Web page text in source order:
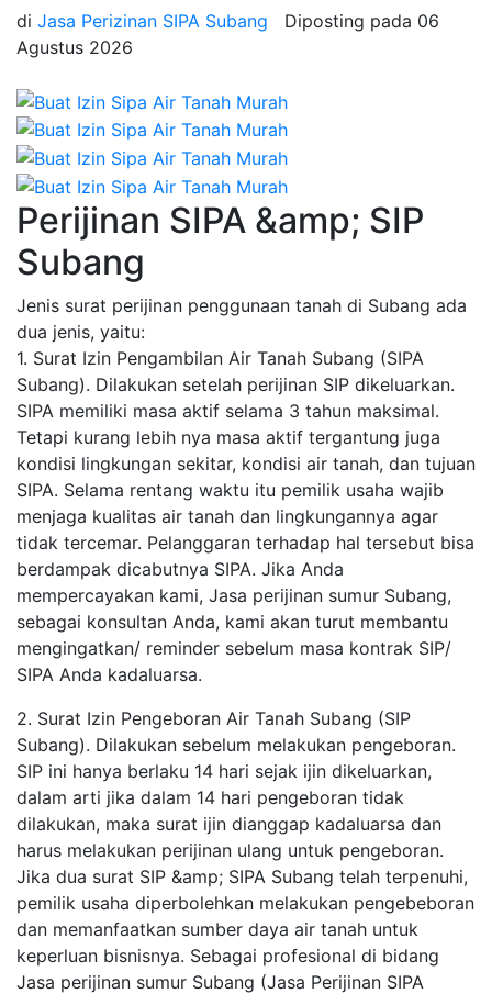
di Jasa Perizinan SIPA Subang Diposting pada 06
Agustus 2026
Perijinan SIPA &amp; SIP
Subang
Jenis surat perijinan penggunaan tanah di Subang ada
dua jenis, yaitu:
1. Surat Izin Pengambilan Air Tanah Subang (SIPA
Subang). Dilakukan setelah perijinan SIP dikeluarkan.
SIPA memiliki masa aktif selama 3 tahun maksimal.
Tetapi kurang lebih nya masa aktif tergantung juga
kondisi lingkungan sekitar, kondisi air tanah, dan tujuan
SIPA. Selama rentang waktu itu pemilik usaha wajib
menjaga kualitas air tanah dan lingkungannya agar
tidak tercemar. Pelanggaran terhadap hal tersebut bisa
berdampak dicabutnya SIPA. Jika Anda
mempercayakan kami, Jasa perijinan sumur Subang,
sebagai konsultan Anda, kami akan turut membantu
mengingatkan/ reminder sebelum masa kontrak SIP/
SIPA Anda kadaluarsa.
2. Surat Izin Pengeboran Air Tanah Subang (SIP
Subang). Dilakukan sebelum melakukan pengeboran.
SIP ini hanya berlaku 14 hari sejak ijin dikeluarkan,
dalam arti jika dalam 14 hari pengeboran tidak
dilakukan, maka surat ijin dianggap kadaluarsa dan
harus melakukan perijinan ulang untuk pengeboran.
Jika dua surat SIP &amp; SIPA Subang telah terpenuhi,
pemilik usaha diperbolehkan melakukan pengebeboran
dan memanfaatkan sumber daya air tanah untuk
keperluan bisnisnya. Sebagai profesional di bidang
Jasa perijinan sumur Subang (Jasa Perijinan SIPA